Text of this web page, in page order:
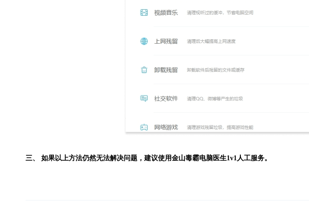
三、 如果以上方法仍然无法解决问题，建议使用金山毒霸电脑医生1v1人工服务。